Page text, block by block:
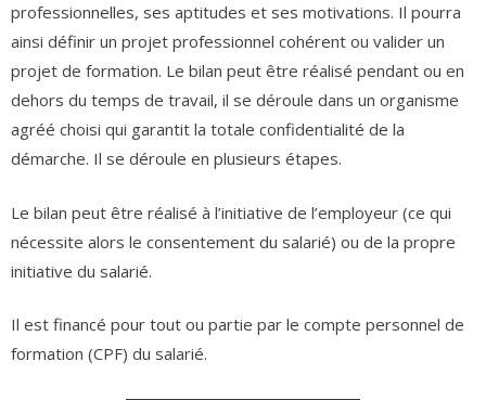
professionnelles, ses aptitudes et ses motivations. Il pourra
ainsi définir un projet professionnel cohérent ou valider un
projet de formation. Le bilan peut être réalisé pendant ou en
dehors du temps de travail, il se déroule dans un organisme
agréé choisi qui garantit la totale confidentialité de la
démarche. Il se déroule en plusieurs étapes.
Le bilan peut être réalisé à l’initiative de l’employeur (ce qui
nécessite alors le consentement du salarié) ou de la propre
initiative du salarié.
Il est financé pour tout ou partie par le compte personnel de
formation (CPF) du salarié.